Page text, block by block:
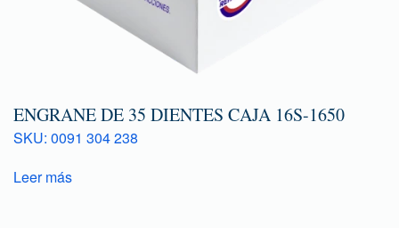
ENGRANE DE 35 DIENTES CAJA 16S-1650
SKU: 0091 304 238
Leer más